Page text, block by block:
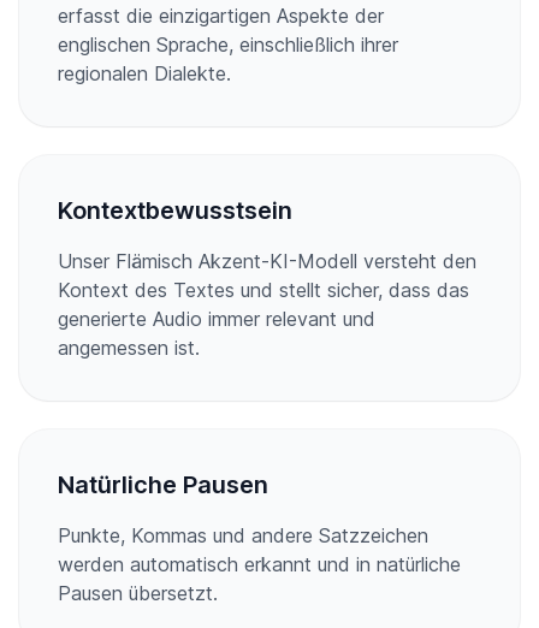
erfasst die einzigartigen Aspekte der
englischen Sprache, einschließlich ihrer
regionalen Dialekte.
Kontextbewusstsein
Unser Flämisch Akzent-KI-Modell versteht den
Kontext des Textes und stellt sicher, dass das
generierte Audio immer relevant und
angemessen ist.
Natürliche Pausen
Punkte, Kommas und andere Satzzeichen
werden automatisch erkannt und in natürliche
Pausen übersetzt.